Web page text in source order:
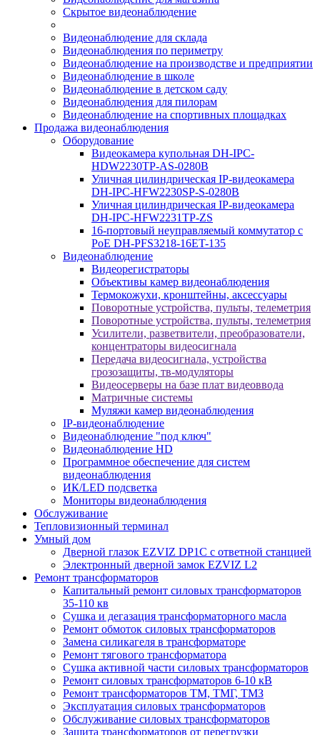
Скрытое видеонаблюдение
Видеонаблюдение для склада
Видеонаблюдения по периметру
Видеонаблюдение на производстве и предприятии
Видеонаблюдение в школе
Видеонаблюдение в детском саду
Видеонаблюдения для пилорам
Видеонаблюдение на спортивных площадках
Продажа видеонаблюдения
Оборудование
Видеокамера купольная DH-IPC-
HDW2230TP-AS-0280B
Уличная цилиндрическая IP-видеокамера
DH-IPC-HFW2230SP-S-0280B
Уличная цилиндрическая IP-видеокамера
DH-IPC-HFW2231TP-ZS
16-портовый неуправляемый коммутатор с
РоЕ DH-PFS3218-16ET-135
Видеонаблюдение
Видеорегистраторы
Объективы камер видеонаблюдения
Термокожухи, кронштейны, аксессуары
Поворотные устройства, пульты, телеметрия
Поворотные устройства, пульты, телеметрия
Усилители, разветвители, преобразователи,
концентраторы видеосигнала
Передача видеосигнала, устройства
грозозащиты, тв-модуляторы
Видеосерверы на базе плат видеоввода
Матричные системы
Муляжи камер видеонаблюдения
IP-видеонаблюдение
Видеонаблюдение "под ключ"
Видеонаблюдение HD
Программное обеспечение для систем
видеонаблюдения
ИК/LED подсветка
Мониторы видеонаблюдения
Обслуживание
Тепловизионный терминал
Умный дом
Дверной глазок EZVIZ DP1C с ответной станцией
Электронный дверной замок EZVIZ L2
Ремонт трансформаторов
Капитальный ремонт силовых трансформаторов
35-110 кв
Сушка и дегазация трансформаторного масла
Ремонт обмоток силовых трансформаторов
Замена силикагеля в трансформаторе
Ремонт тягового трансформатора
Сушка активной части силовых трансформаторов
Ремонт силовых трансформаторов 6-10 кВ
Ремонт трансформаторов ТМ, ТМГ, ТМЗ
Эксплуатация силовых трансформаторов
Обслуживание силовых трансформаторов
Защита трансформаторов от перегрузки